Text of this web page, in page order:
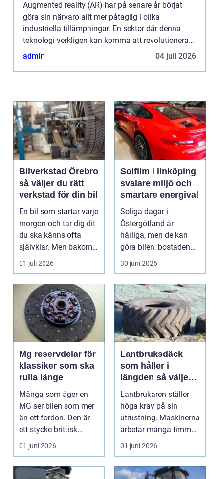
Augmented reality (AR) har på senare år börjat
göra sin närvaro allt mer påtaglig i olika
industriella tillämpningar. En sektor där denna
teknologi verkligen kan komma att revolutionera
är bilnavigering...
admin 04 juli 2026
Bilverkstad Örebro
så väljer du rätt
verkstad för din bil
En bil som startar varje
morgon och tar dig dit
du ska känns ofta
självklar. Men bakom
varje problem...
01 juli 2026
Solfilm i linköping
svalare miljö och
smartare energival
Soliga dagar i
Östergötland är
härliga, men de kan
göra bilen, bostaden
eller kontoret varma
och blä...
30 juni 2026
Mg reservdelar för
klassiker som ska
rulla länge
Många som äger en
MG ser bilen som mer
än ett fordon. Den är
ett stycke brittisk
bilhistoria, en hob...
01 juni 2026
Lantbruksdäck
som håller i
längden så väljer
du rätt
Lantbrukaren ställer
höga krav på sin
utrustning. Maskinerna
arbetar många timmar,
ofta i tuff miljö...
01 juni 2026